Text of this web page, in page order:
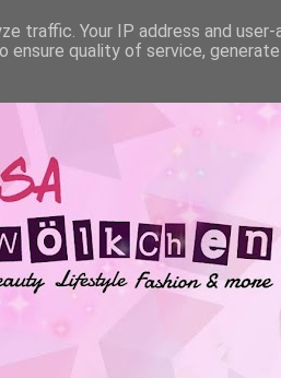
traffic. Your IP address and user-
ensure quality of service,